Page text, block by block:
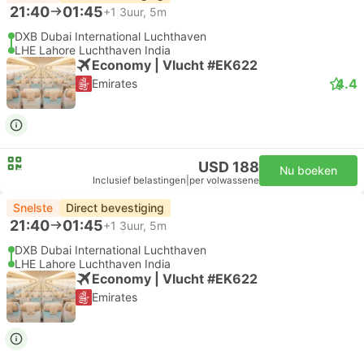
21:40 01:45+1 3uur, 5m
DXB Dubai International Luchthaven
LHE Lahore Luchthaven India
Economy | Vlucht #EK622
Emirates 4.4
USD 188
Inclusief belastingen per volwassene
Nu boeken
Snelste Direct bevestiging
21:40 01:45+1 3uur, 5m
DXB Dubai International Luchthaven
LHE Lahore Luchthaven India
Economy | Vlucht #EK622
Emirates